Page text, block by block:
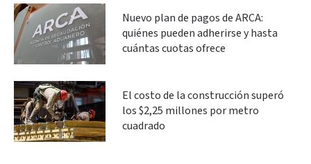
Nuevo plan de pagos de ARCA:
quiénes pueden adherirse y hasta
cuántas cuotas ofrece
El costo de la construcción superó
los $2,25 millones por metro
cuadrado